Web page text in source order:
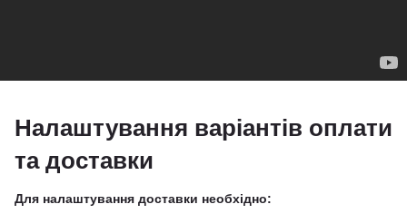
Налаштування варіантів оплати
та доставки
Для налаштування доставки необхідно: